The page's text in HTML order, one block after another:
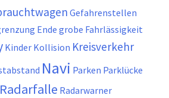
Gefahrenstellen
Ende grobe Fahrlässigkeit
Kinder Kollision Kreisverkehr
Navi Parken Parklücke
Radarfalle Radarwarner